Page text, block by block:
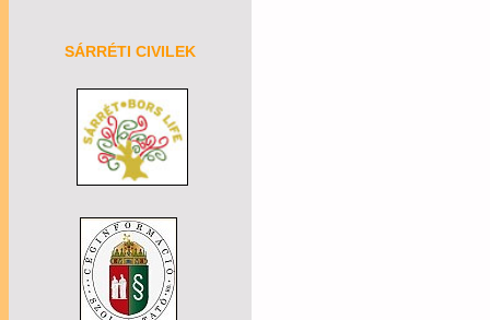
SÁRRÉTI CIVILEK